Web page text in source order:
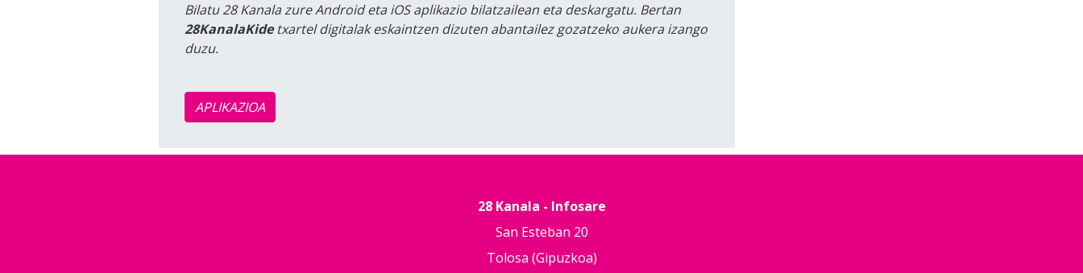
Bilatu 28 Kanala zure Android eta iOS aplikazio bilatzailean eta deskargatu. Bertan
28KanalaKidetxartel digitalak eskaintzen dizuten abantailez gozatzeko aukera izango
duzu.
APLIKAZIOA
28 Kanala - Infosare
San Esteban 20
Tolosa (Gipuzkoa)